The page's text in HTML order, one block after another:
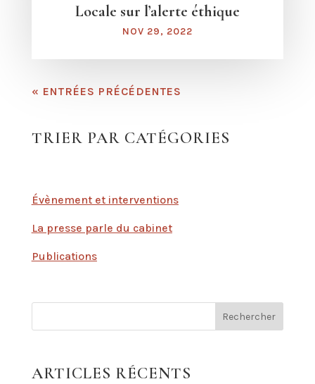
Locale sur l’alerte éthique
NOV 29, 2022
« ENTRÉES PRÉCÉDENTES
TRIER PAR CATÉGORIES
Évènement et interventions
La presse parle du cabinet
Publications
Rechercher
ARTICLES RÉCENTS